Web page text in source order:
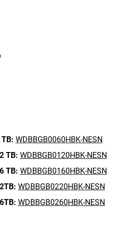
WDBBGB0060HBK-NESN
TB: WDBBGB0120HBK-NESN
TB: WDBBGB0160HBK-NESN
WDBBGB0220HBK-NESN
WDBBGB0260HBK-NESN